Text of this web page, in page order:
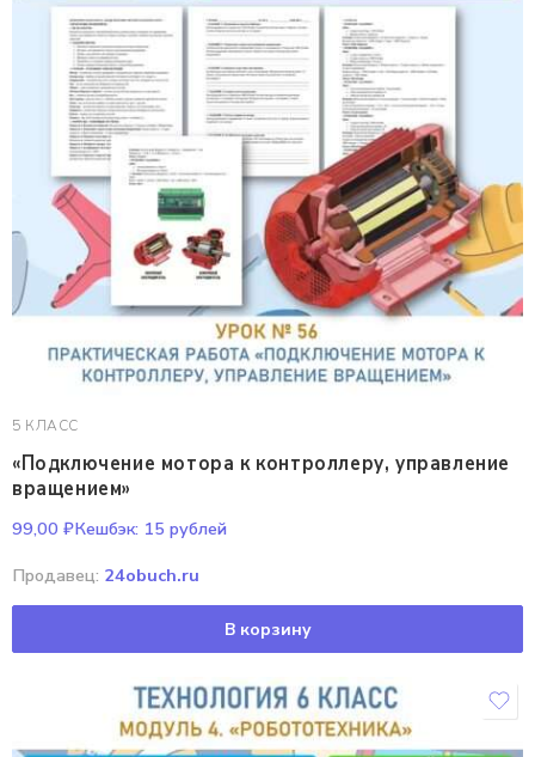
5 КЛАСС
«Подключение мотора к контроллеру, управление
вращением»
99,00 ₽Кешбэк: 15 рублей
Продавец: 24obuch.ru
В корзину